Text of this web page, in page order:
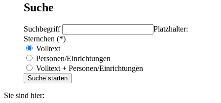
Suche
Suchbegriff
Platzhalter:
Sternchen (*)
Volltext
Personen/Einrichtungen
Volltext + Personen/Einrichtungen
Sie sind hier: